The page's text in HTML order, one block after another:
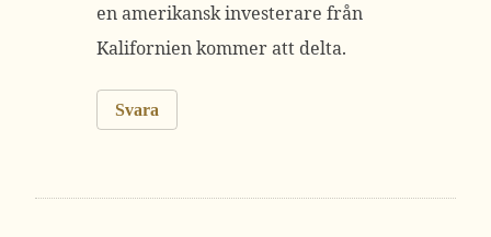
en amerikansk investerare från
Kalifornien kommer att delta.
Svara